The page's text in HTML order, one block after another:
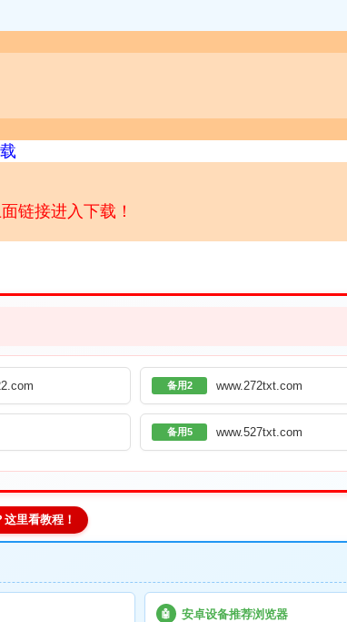
链接进入下载！
备用2 www.272txt.com
备用5 www.527txt.com
里看教程！
🤖 安卓设备推荐浏览器